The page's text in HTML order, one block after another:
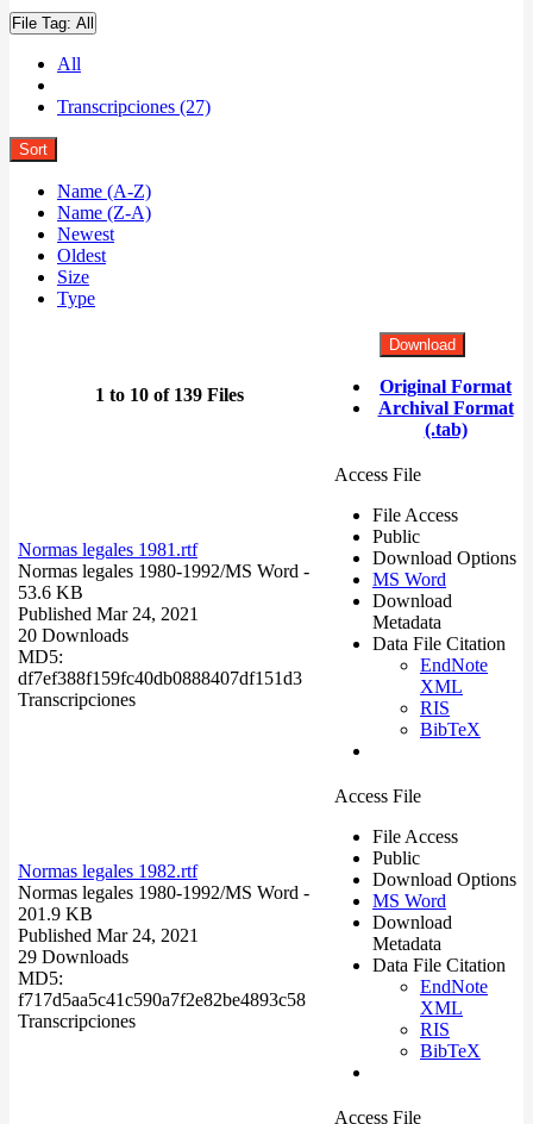
File Tag: All
All
Transcripciones (27)
Sort
Name (A-Z)
Name (Z-A)
Newest
Oldest
Size
Type
1 to 10 of 139 Files
Download
Original Format
Archival Format
(.tab)
Normas legales 1981.rtf
Normas legales 1980-1992/MS Word -
53.6 KB
Published Mar 24, 2021
20 Downloads
MD5:
df7ef388f159fc40db0888407df151d3
Transcripciones
Access File
File Access
Public
Download Options
MS Word
Download
Metadata
Data File Citation
EndNote
XML
RIS
BibTeX
Normas legales 1982.rtf
Normas legales 1980-1992/MS Word -
201.9 KB
Published Mar 24, 2021
29 Downloads
MD5:
f717d5aa5c41c590a7f2e82be4893c58
Transcripciones
Access File
File Access
Public
Download Options
MS Word
Download
Metadata
Data File Citation
EndNote
XML
RIS
BibTeX
Access File